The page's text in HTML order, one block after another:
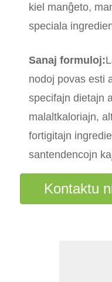
kiel manĝeto,
speciala
Sanaj formuloj:
nodoj povas esti
specifajn dietajn
malaltkaloriajn,
fortigitajn
santendencojn
Kontaktu